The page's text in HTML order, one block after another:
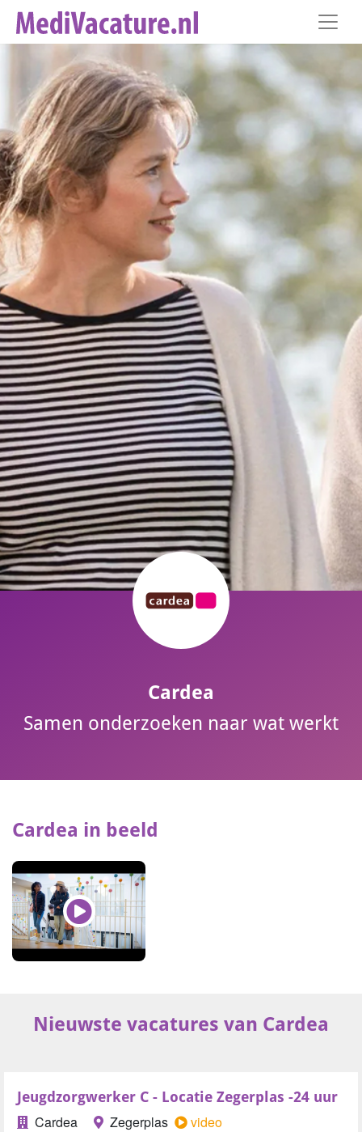
Cardea
Samen onderzoeken naar wat werkt
Cardea in beeld
Nieuwste vacatures van Cardea
Jeugdzorgwerker C - Locatie Zegerplas -24 uur
Cardea Zegerplas video